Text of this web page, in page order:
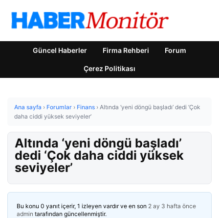
Güncel Haberler Firma Rehberi Forum
Çerez Politikası
Ana sayfa › Forumlar › Finans › Altında ‘yeni döngü başladı’ dedi ‘Çok
daha ciddi yüksek seviyeler’
Altında ‘yeni döngü başladı’
dedi ‘Çok daha ciddi yüksek
seviyeler’
Bu konu 0 yanıt içerir, 1 izleyen vardır ve en son 2 ay 3 hafta önce
admin tarafından güncellenmiştir.